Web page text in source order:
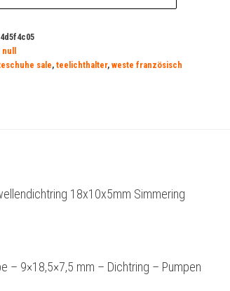
null
sale, teelichthalter, weste französisch
18x10x5mm Simmering
– 9×18,5×7,5 mm – Dichtring – Pumpen